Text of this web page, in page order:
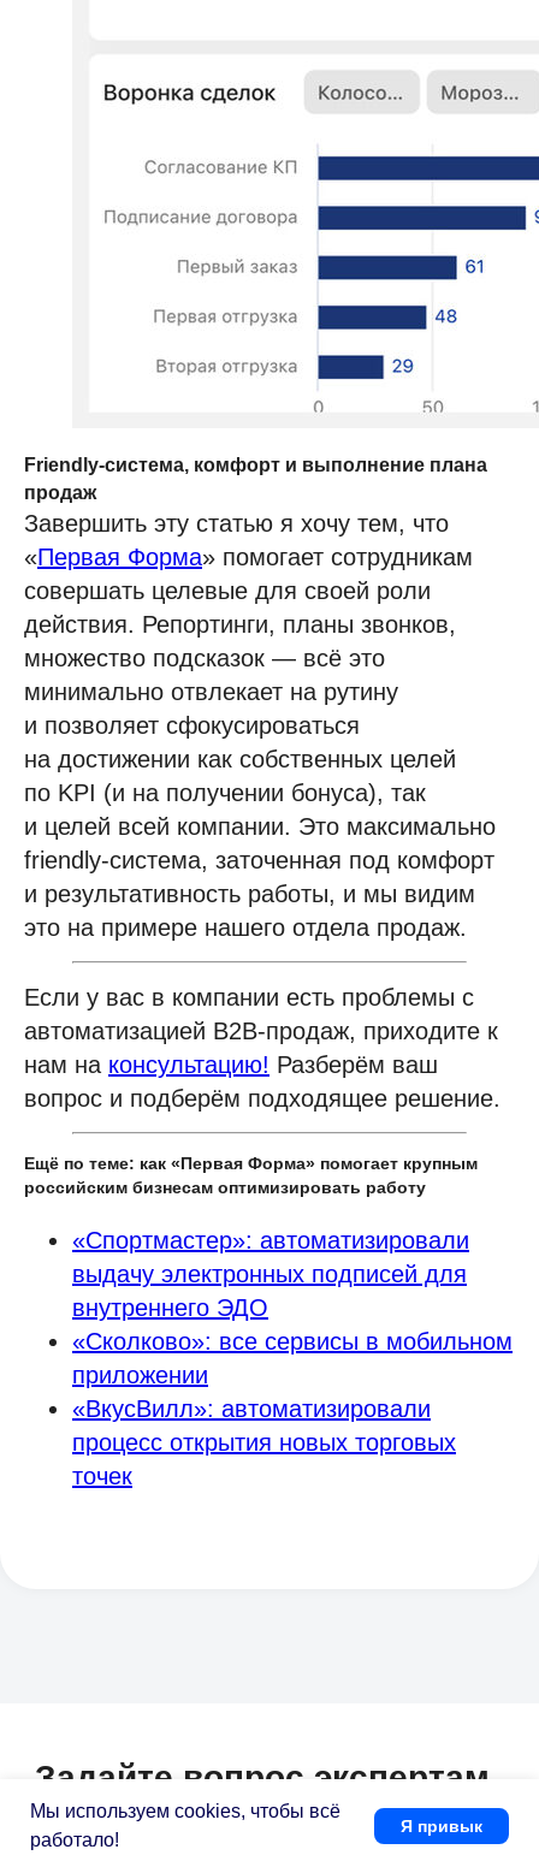
Friendly-система, комфорт и выполнение плана
продаж
Завершить эту статью я хочу тем, что
«Первая Форма» помогает сотрудникам
совершать целевые для своей роли
действия. Репортинги, планы звонков,
множество подсказок — всё это
минимально отвлекает на рутину
и позволяет сфокусироваться
на достижении как собственных целей
по KPI (и на получении бонуса), так
и целей всей компании. Это максимально
friendly-система, заточенная под комфорт
и результативность работы, и мы видим
это на примере нашего отдела продаж.
Если у вас в компании есть проблемы с
автоматизацией В2В-продаж, приходите к
нам на консультацию! Разберём ваш
вопрос и подберём подходящее решение.
Ещё по теме: как «Первая Форма» помогает крупным
российским бизнесам оптимизировать работу
«Спортмастер»: автоматизировали
выдачу электронных подписей для
внутреннего ЭДО
«Сколково»: все сервисы в мобильном
приложении
«ВкусВилл»: автоматизировали
процесс открытия новых торговых
точек
Образование
Промышленность
+7 495 660-38-09
info@1forma.ru
Работать в компании
Контакты
Кейсы и решения
Политика конфиденциальности
Новости и статьи
Холдинги
Информация на сайте 1forma.ru носит
офертой
Мы используем cookies, чтобы всё
работало!
Я привык